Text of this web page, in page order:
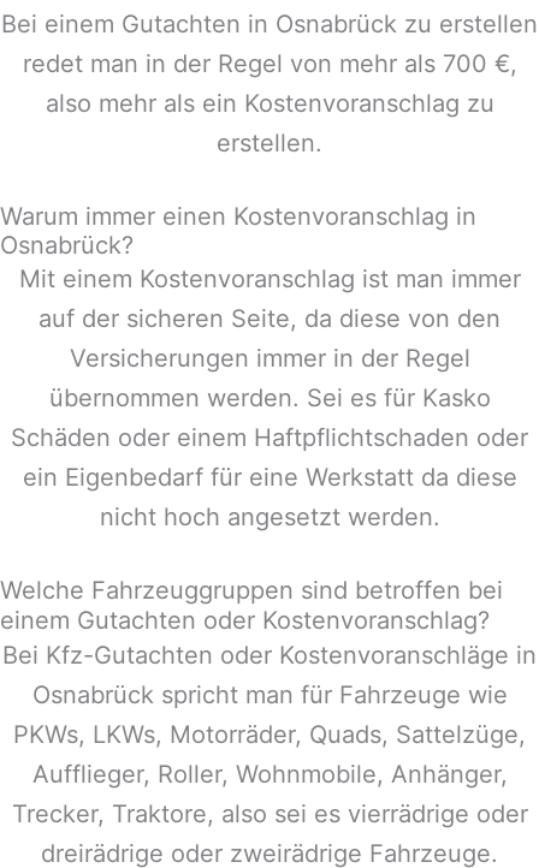
Bei einem Gutachten in Osnabrück zu erstellen
redet man in der Regel von mehr als 700 €,
also mehr als ein Kostenvoranschlag zu
erstellen.
Warum immer einen Kostenvoranschlag in
Osnabrück?
Mit einem Kostenvoranschlag ist man immer
auf der sicheren Seite, da diese von den
Versicherungen immer in der Regel
übernommen werden. Sei es für Kasko
Schäden oder einem Haftpflichtschaden oder
ein Eigenbedarf für eine Werkstatt da diese
nicht hoch angesetzt werden.
Welche Fahrzeuggruppen sind betroffen bei
einem Gutachten oder Kostenvoranschlag?
Bei Kfz-Gutachten oder Kostenvoranschläge in
Osnabrückspricht man für Fahrzeuge wie
PKWs, LKWs, Motorräder, Quads, Sattelzüge,
Aufflieger, Roller, Wohnmobile, Anhänger,
Trecker, Traktore, also sei es vierrädrige oder
dreirädrige oder zweirädrige Fahrzeuge.